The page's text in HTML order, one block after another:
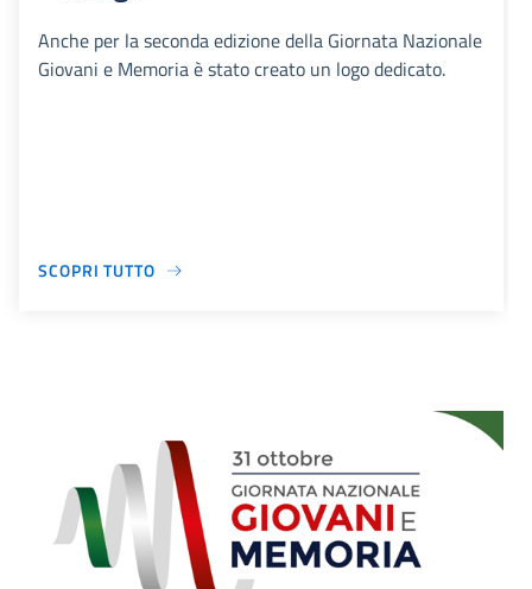
Anche per la seconda edizione della Giornata Nazionale
Giovani e Memoria è stato creato un logo dedicato.
SCOPRI TUTTO